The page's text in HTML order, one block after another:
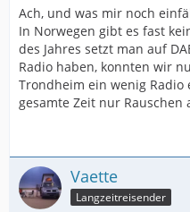
Ach, und was mir noch
In Norwegen gibt es fast
des Jahres setzt man auf
Radio haben, konnten wir
Trondheim ein wenig Radio
gesamte Zeit nur Rauschen
Vaette
Langzeitreisender